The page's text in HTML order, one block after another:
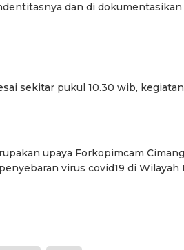
dan di
sekitar pukul 10.30 wib,
upaya Forkopimcam
virus covid19 di Wilayah